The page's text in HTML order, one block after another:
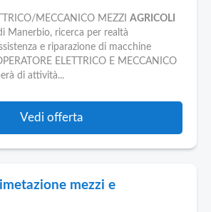
MECCANICO MEZZI AGRICOLI
Manerbio, ricerca per realtà
e riparazione di macchine
ELETTRICO E MECCANICO
di attività...
Vedi offerta
mezzi e